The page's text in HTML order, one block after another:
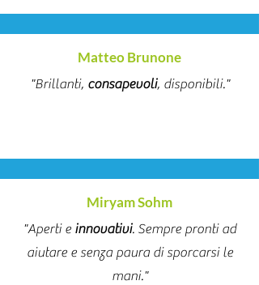
Matteo Brunone
"Brillanti, consapevoli, disponibili."
Miryam Sohm
"Aperti e innovativi. Sempre pronti ad
aiutare e senza paura di sporcarsi le
mani."